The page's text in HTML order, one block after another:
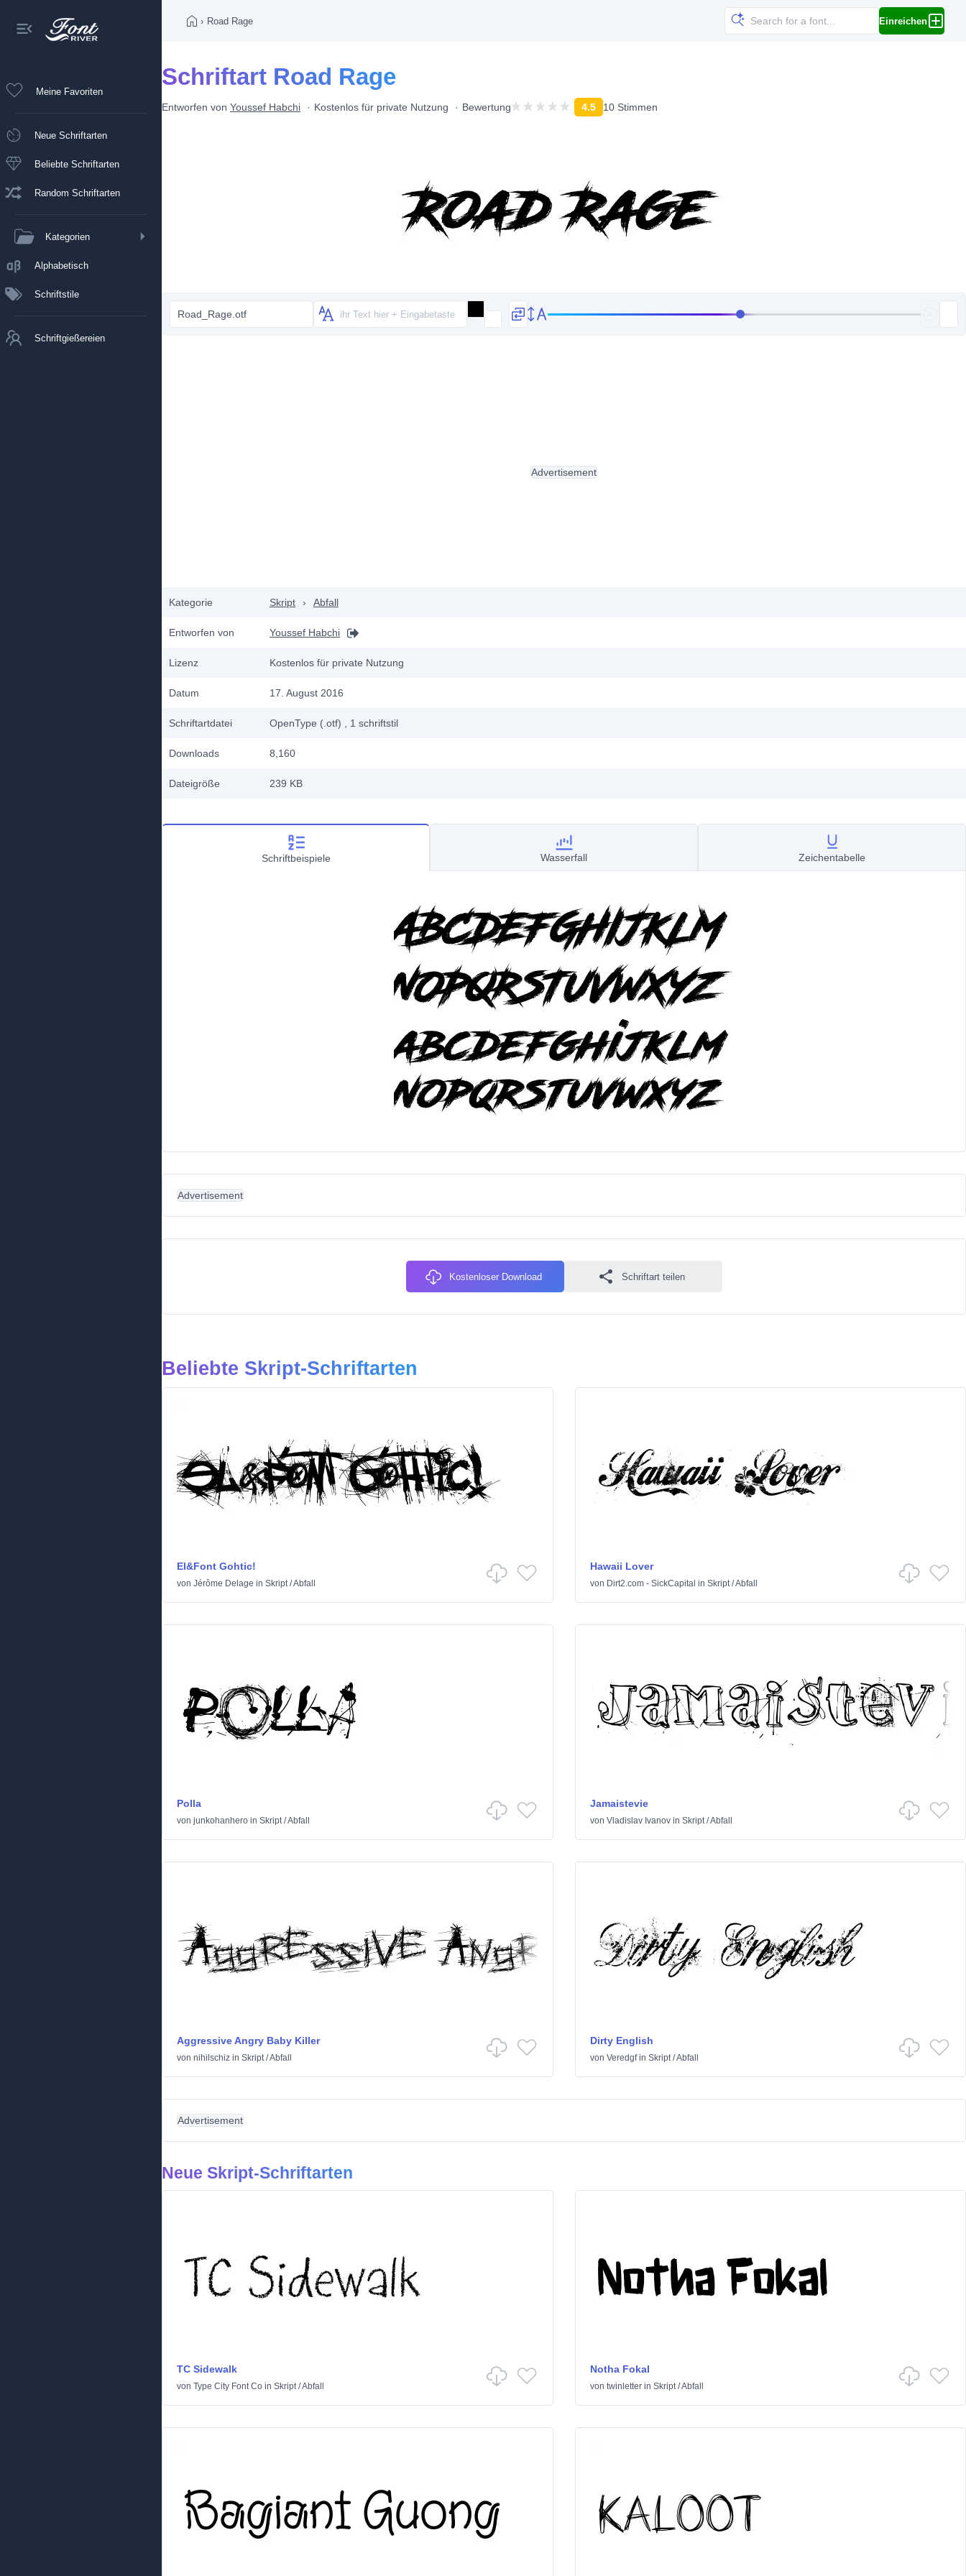
Meine Favoriten
Neue Schriftarten
Beliebte Schriftarten
Random Schriftarten
Kategorien
Alphabetisch
Schriftstile
Schriftgießereien
› Road Rage Einreichen
Schriftart Road Rage
Entworfen von Youssef Habchi Kostenlos für private Nutzung Bewertung 4.5 10 Stimmen
Road_Rage.otf
Kategorie Skript › Abfall
Entworfen von Youssef Habchi
Lizenz Kostenlos für private Nutzung
Datum 17. August 2016
Schriftartdatei OpenType (.otf) , 1 schriftstil
Downloads 8,160
Dateigröße 239 KB
Advertisement
Schriftbeispiele Wasserfall Zeichentabelle
Advertisement
Kostenloser Download Schriftart teilen
Beliebte Skript-Schriftarten
El&Font Gohtic!
von Jérôme Delage in Skript/Abfall
Hawaii Lover
von Dirt2.com - SickCapital in Skript/Abfall
Polla
von junkohanhero in Skript/Abfall
Jamaistevie
von Vladislav Ivanovin Skript/Abfall
Aggressive Angry Baby Killer
von nihilschiz in Skript/Abfall
Dirty English
von Veredgfin Skript/Abfall
Advertisement
Neue Skript-Schriftarten
TC Sidewalk
von Type City Font Co in Skript/Abfall
Notha Fokal
von twinletterin Skript/Abfall